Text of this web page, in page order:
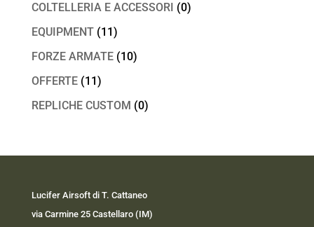
COLTELLERIA E ACCESSORI (0)
EQUIPMENT (11)
FORZE ARMATE (10)
OFFERTE (11)
REPLICHE CUSTOM (0)
Lucifer Airsoft di T. Cattaneo
via Carmine 25 Castellaro (IM)